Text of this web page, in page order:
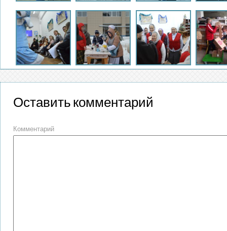
Оставить комментарий
Комментарий